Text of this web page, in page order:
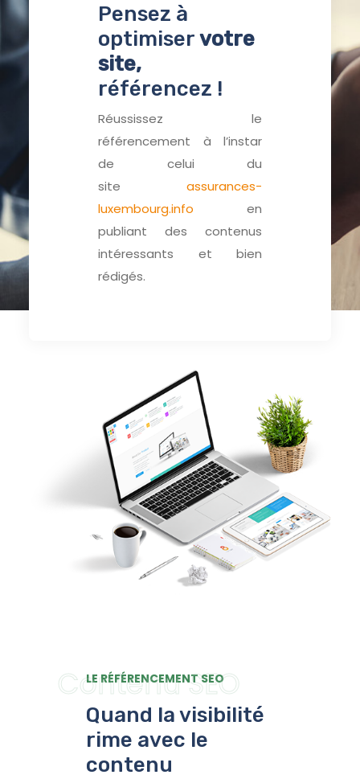
Pensez à
optimiservotre
site,
référencez !
Réussissez le
référencement à l’instar
de celui du
siteassurances-
luxembourg.info en
publiant des contenus
intéressants et bien
rédigés.
Contenu SEO
LE RÉFÉRENCEMENT SEO
Quand la visibilité
rime avec le
contenu